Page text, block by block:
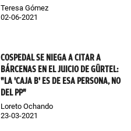
Teresa Gómez
02-06-2021
COSPEDAL SE NIEGA A CITAR A
BÁRCENAS EN EL JUICIO DE GÜRTEL:
"LA 'CAJA B' ES DE ESA PERSONA, NO
DEL PP"
Loreto Ochando
23-03-2021